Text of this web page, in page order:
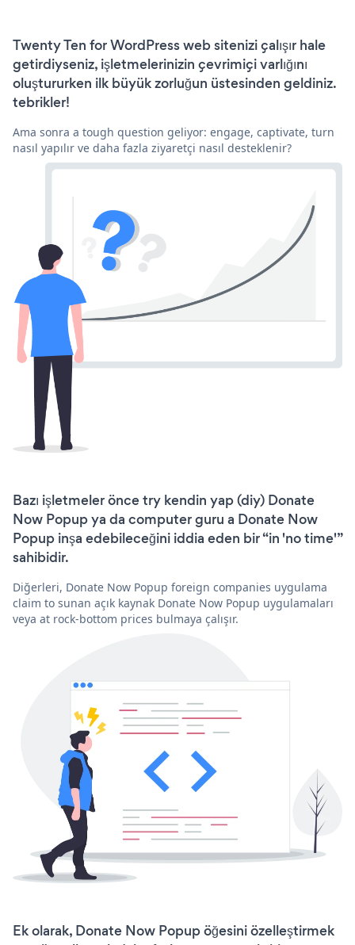
Twenty Ten for WordPress web sitenizi çalışır hale
getirdiyseniz, işletmelerinizin çevrimiçi varlığını
oluştururken ilk büyük zorluğun üstesinden geldiniz.
tebrikler!
Ama sonra a tough question geliyor: engage, captivate, turn
nasıl yapılır ve daha fazla ziyaretçi nasıl desteklenir?
Bazı işletmeler önce try kendin yap (diy) Donate
Now Popup ya da computer guru a Donate Now
Popup inşa edebileceğini iddia eden bir “in 'no time'”
sahibidir.
Diğerleri, Donate Now Popup foreign companies uygulama
claim to sunan açık kaynak Donate Now Popup uygulamaları
veya at rock-bottom prices bulmaya çalışır.
Ek olarak, Donate Now Popup öğesini özelleştirmek